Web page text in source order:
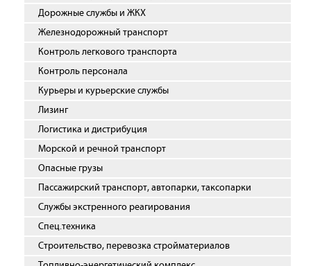
Дорожные службы и ЖКХ
Железнодорожный транспорт
Контроль легкового транспорта
Контроль персонала
Курьеры и курьерские службы
Лизинг
Логистика и дистрибуция
Морской и речной транспорт
Опасные грузы
Пассажирский транспорт, автопарки, таксопарки
Службы экстренного реагирования
Спец.техника
Строительство, перевозка стройматериалов